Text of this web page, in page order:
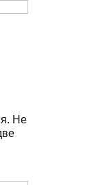
Не